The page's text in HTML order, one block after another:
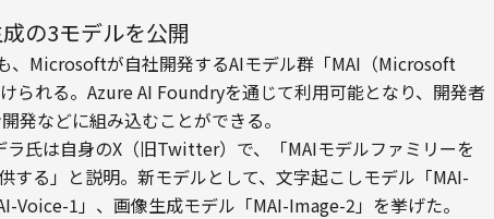
の3モデルを公開
、Microsoftが自社開発するAIモデル群「MAI（Microsoft
られる。Azure AI Foundryを通じて利用可能となり、開発者
発などに組み込むことができる。
氏は自身のX（旧Twitter）で、「MAIモデルファミリーを
する」と説明。新モデルとして、文字起こしモデル「MAI-
Voice-1」、画像生成モデル「MAI-Image-2」を挙げた。